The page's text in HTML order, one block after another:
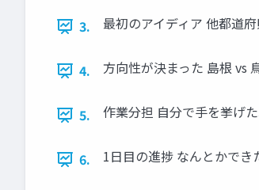
3. 最初のアイディア 他都道
4. 方向性が決まった 島根 vs
5. 作業分担 自分で手を挙げた
6. 1日目の進捗 なんとかで